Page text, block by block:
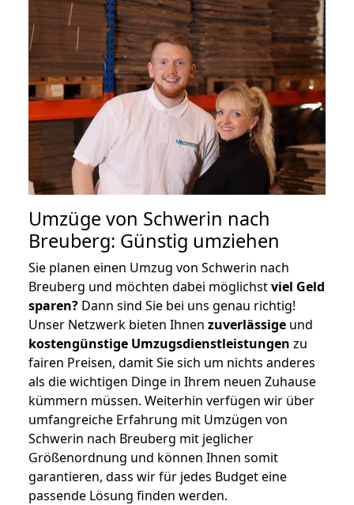
Umzüge von Schwerin nach
Breuberg: Günstig umziehen
Sie planen einen Umzug von Schwerin nach
Breuberg und möchten dabei möglichstviel Geld
sparen? Dann sind Sie bei uns genau richtig!
Unser Netzwerk bieten Ihnen zuverlässige und
kostengünstige Umzugsdienstleistungen zu
fairen Preisen, damit Sie sich um nichts anderes
als die wichtigen Dinge in Ihrem neuen Zuhause
kümmern müssen. Weiterhin verfügen wir über
umfangreiche Erfahrung mit Umzügen von
Schwerin nach Breuberg mit jeglicher
Größenordnung und können Ihnen somit
garantieren, dass wir für jedes Budget eine
passende Lösung finden werden.